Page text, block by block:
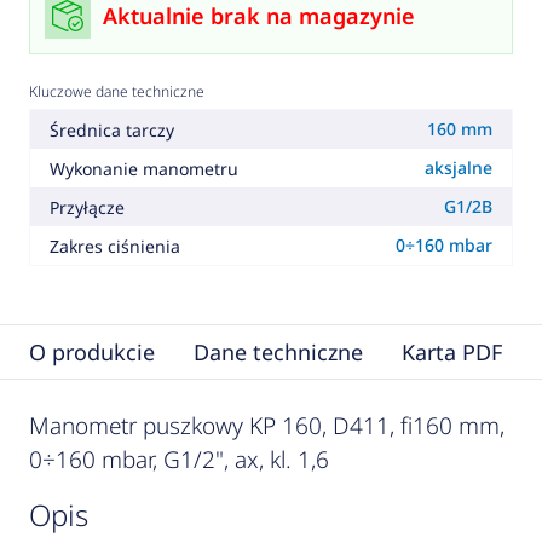
Aktualnie brak na magazynie
Kluczowe dane techniczne
Średnica tarczy
160 mm
Wykonanie manometru
aksjalne
Przyłącze
G1/2B
Zakres ciśnienia
0÷160 mbar
O produkcie Dane techniczne Karta PDF
Manometr puszkowy KP 160, D411, fi160 mm,
0÷160 mbar, G1/2", ax, kl. 1,6
opis